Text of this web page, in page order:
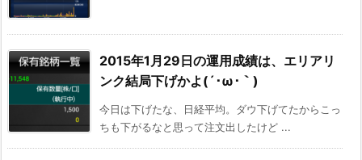
2015年1月29日の運用成績は、エリアリ
ンク結局下げかよ(´･ω･｀)
今日は下げたな、日経平均。ダウ下げてたからこっ
ちも下がるなと思って注文出したけど ...